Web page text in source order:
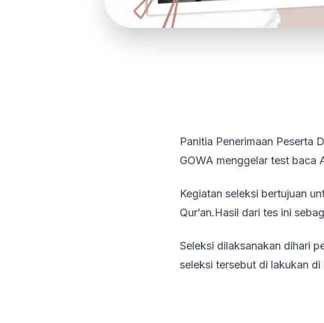
Panitia Penerimaan Peserta
GOWA menggelar test baca
Kegiatan seleksi bertujuan
Qur’an.Hasil dari tes ini
Seleksi dilaksanakan dihari
seleksi tersebut di lakukan